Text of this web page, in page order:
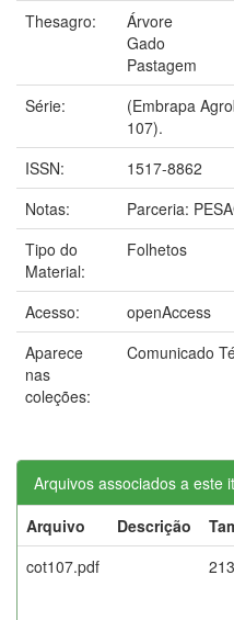
Thesagro:
Árvore
Gado
Pastagem
Série:
(Embrapa
107).
ISSN:
1517-8862
Notas:
Parceria:
Tipo do
Material:
Folhetos
Acesso:
openAccess
Aparece
nas
coleções:
Comunicado
Arquivos associados a este
Arquivo
Descrição
cot107.pdf